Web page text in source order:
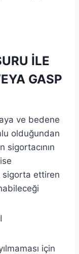
İLE
GASP
ve bedene
olduğundan
sigortacının
sigorta ettiren
için